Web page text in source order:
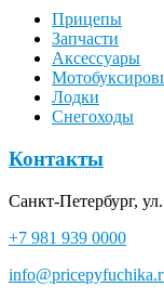
Прицепы
Запчасти
Аксессуары
Лодки
Снегоходы
Контакты
Санкт-Петербург,
+7 981 939 0000